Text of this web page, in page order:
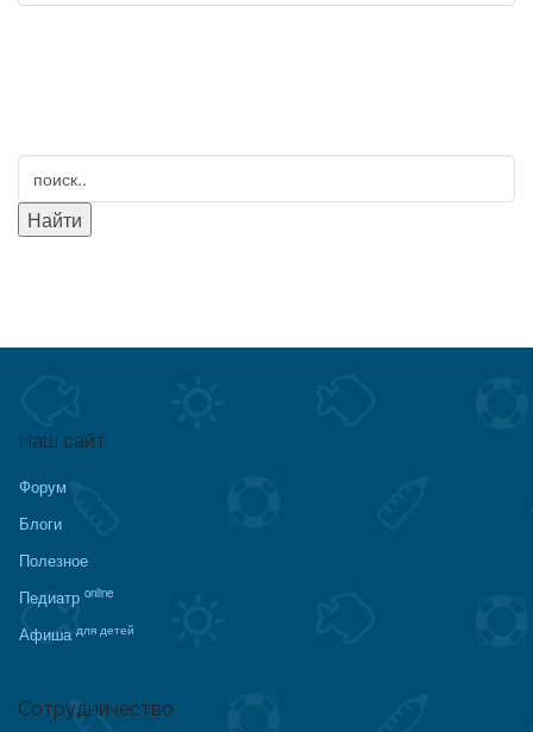
Наш сайт
Форум
Блоги
Полезное
Педиатр online
Афиша для детей
Сотрудничество